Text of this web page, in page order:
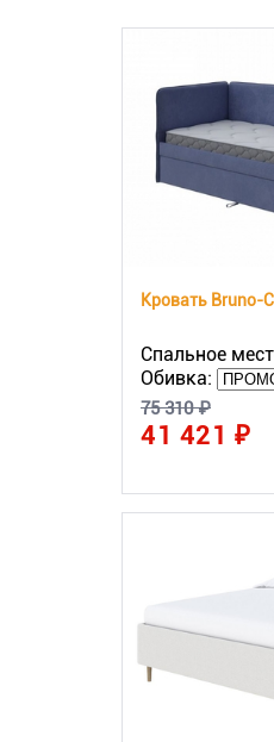
Спальное
Обивка:
75 310 ₽
41 421 ₽